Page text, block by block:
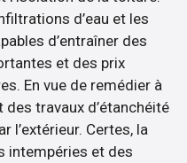
d’eau et les
d’entraîner des
et des prix
En vue de remédier à
travaux d’étanchéité
l’extérieur. Certes, la
intempéries et des